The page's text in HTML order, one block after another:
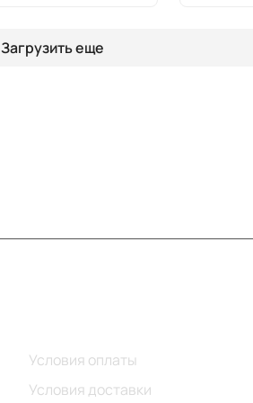
Загрузить еще
Условия оплаты
Условия доставки